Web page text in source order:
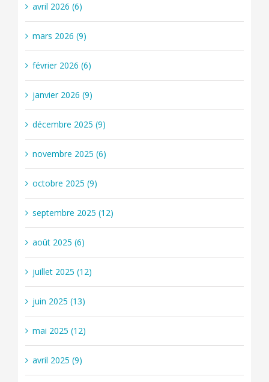
avril 2026 (6)
mars 2026 (9)
février 2026 (6)
janvier 2026 (9)
décembre 2025 (9)
novembre 2025 (6)
octobre 2025 (9)
septembre 2025 (12)
août 2025 (6)
juillet 2025 (12)
juin 2025 (13)
mai 2025 (12)
avril 2025 (9)